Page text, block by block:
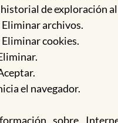
de exploración
archivos.
cookies.
el navegador.
sobre